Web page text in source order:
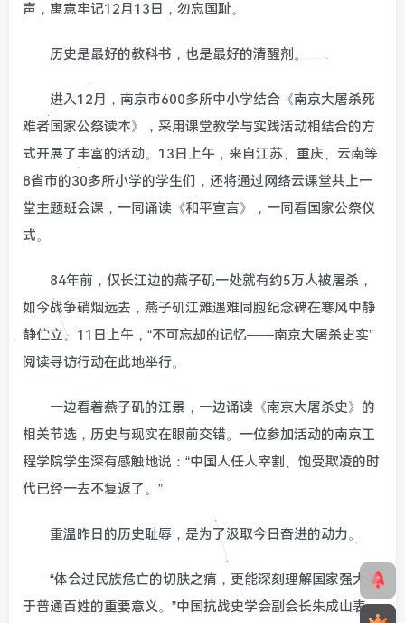
声，寓意牢记12月13日，勿忘国耻。
历史是最好的教科书，也是最好的清醒剂。
进入12月，南京市600多所中小学结合《南京大屠杀死
难者国家公祭读本》，采用课堂教学与实践活动相结合的方
式开展了丰富的活动。13日上午，来自江苏、重庆、云南等
8省市的30多所小学的学生们，还将通过网络云课堂共上一
堂主题班会课，一同诵读《和平宣言》，一同看国家公祭仪
式。
84年前，仅长江边的燕子矶一处就有约5万人被屠杀，
如今战争硝烟远去，燕子矶江滩遇难同胞纪念碑在寒风中静
静伫立。11日上午，“不可忘却的记忆——南京大屠杀史实”
阅读寻访行动在此地举行。
一边看着燕子矶的江景，一边诵读《南京大屠杀史》的
相关节选，历史与现实在眼前交错。一位参加活动的南京工
程学院学生深有感触地说：“中国人任人宰割、饱受欺凌的时
代已经一去不复返了。”
重温昨日的历史耻辱，是为了汲取今日奋进的动力。
“体会过民族危亡的切肤之痛，更能深刻理解国家强大对
于普通百姓的重要意义。”中国抗战史学会副会长朱成山表